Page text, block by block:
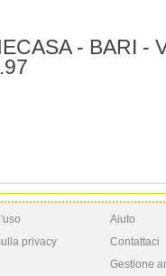
- BARI -
privacy
Aiuto
Contattaci
Gestione